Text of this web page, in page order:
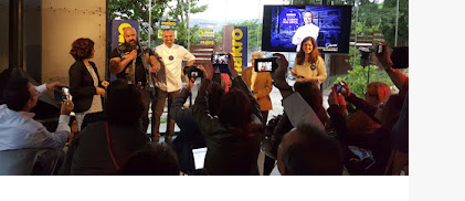
NOTICIAS GASTRONÓMICAS RESTAURANTES
+
RESTAURANTES EN MADRID